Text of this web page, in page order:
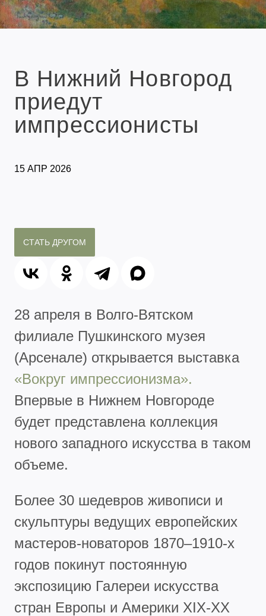
В Нижний Новгород
приедут
импрессионисты
15 АПР 2026
СТАТЬ ДРУГОМ
28 апреля в Волго-Вятском
филиале Пушкинского музея
(Арсенале) открывается выставка
«Вокруг импрессионизма».
Впервые в Нижнем Новгороде
будет представлена коллекция
нового западного искусства в таком
объеме.
Более 30 шедевров живописи и
скульптуры ведущих европейских
мастеров-новаторов 1870–1910-х
годов покинут постоянную
экспозицию Галереи искусства
стран Европы и Америки XIX-XX